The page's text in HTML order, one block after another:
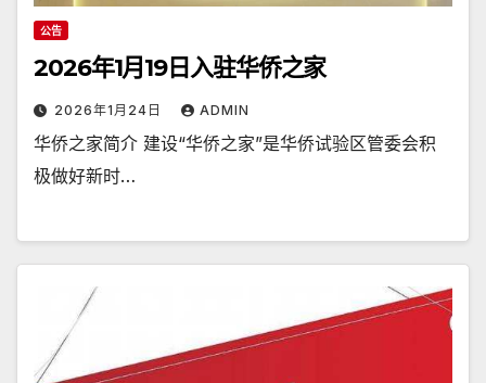
公告
2026年1月19日入驻华侨之家
2026年1月24日 ADMIN
华侨之家简介 建设“华侨之家”是华侨试验区管委会积
极做好新时…